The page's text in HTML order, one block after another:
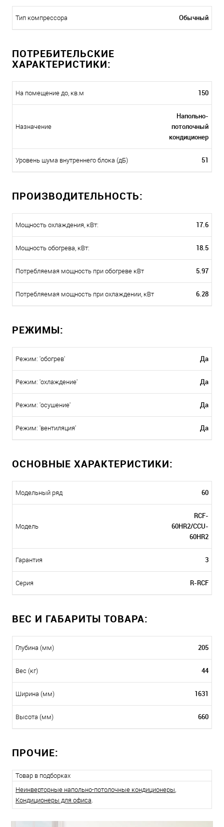
Тип компрессора Обычный
ПОТРЕБИТЕЛЬСКИЕ
ХАРАКТЕРИСТИКИ:
На помещение до, кв.м 150
Назначение
Напольно-
потолочный
кондиционер
Уровень шума внутреннего блока (дБ) 51
ПРОИЗВОДИТЕЛЬНОСТЬ:
Мощность охлаждения, кВт: 17.6
Мощность обогрева, кВт: 18.5
Потребляемая мощность при обогреве кВт 5.97
Потребляемая мощность при охлаждении, кВт 6.28
РЕЖИМЫ:
Режим: 'обогрев' Да
Режим: 'охлаждение' Да
Режим: 'осушение' Да
Режим: 'вентиляция' Да
ОСНОВНЫЕ ХАРАКТЕРИСТИКИ:
Модельный ряд 60
Модель
RCF-
60HR2/CCU-
60HR2
Гарантия 3
Серия R-RCF
ВЕС И ГАБАРИТЫ ТОВАРА:
Глубина (мм) 205
Вес (кг) 44
Ширина (мм) 1631
Высота (мм) 660
ПРОЧИЕ:
Товар в подборках
Неинверторные напольно-потолочные кондиционеры,
Кондиционеры для офиса.